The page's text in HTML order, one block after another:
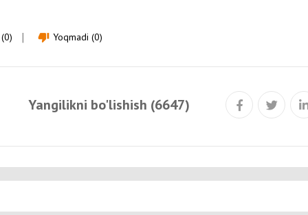
thumb_down Yoqmadi (0)
Yangilikni bo'lishish (6647)